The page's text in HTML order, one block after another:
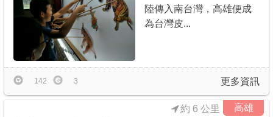
陸傳入南台灣，高雄便成
為台灣皮...
更多資訊
142 3
高雄
約 6 公里